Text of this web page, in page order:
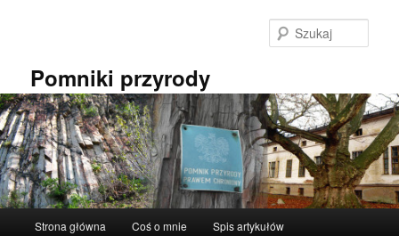
Pomniki przyrody
Strona główna Coś o mnie Spis artykułów